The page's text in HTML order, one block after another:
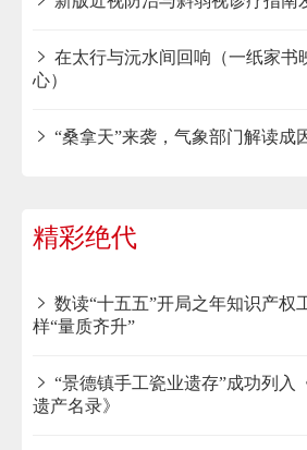
在太行与沅水间回响（一纸家书
心）
“桑拿天”来袭，气象部门解读成
精彩绝代
数读“十五五”开局之年知识产权
样“量质齐升”
“景德镇手工瓷业遗存”成功列入
遗产名录》